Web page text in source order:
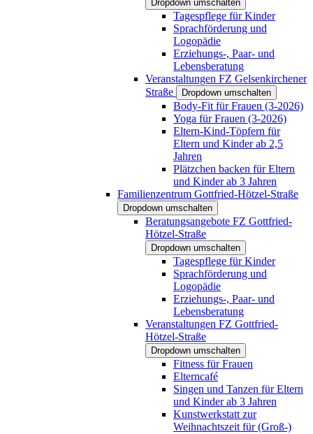
Dropdown umschalten
Tagespflege für Kinder
Sprachförderung und
Logopädie
Erziehungs-, Paar- und
Lebensberatung
Veranstaltungen FZ Gelsenkirchener
Straße
Dropdown umschalten
Body-Fit für Frauen (3-2026)
Yoga für Frauen (3-2026)
Eltern-Kind-Töpfern für
Eltern und Kinder ab 2,5
Jahren
Plätzchen backen für Eltern
und Kinder ab 3 Jahren
Familienzentrum Gottfried-Hötzel-Straße
Dropdown umschalten
Beratungsangebote FZ Gottfried-
Hötzel-Straße
Dropdown umschalten
Tagespflege für Kinder
Sprachförderung und
Logopädie
Erziehungs-, Paar- und
Lebensberatung
Veranstaltungen FZ Gottfried-
Hötzel-Straße
Dropdown umschalten
Fitness für Frauen
Elterncafé
Singen und Tanzen für Eltern
und Kinder ab 3 Jahren
Kunstwerkstatt zur
Weihnachtszeit für (Groß-)